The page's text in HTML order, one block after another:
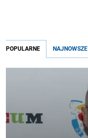
POPULARNE NAJNOWSZE